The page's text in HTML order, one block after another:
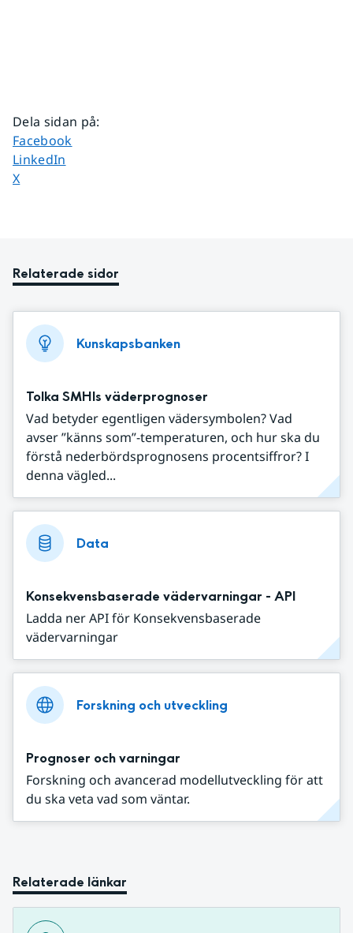
Dela sidan på:
Dela sidan på
Facebook
Dela sidan på
LinkedIn
Dela sidan på
X
Relaterade sidor
Kunskapsbanken
Tolka SMHIs väderprognoser
Vad betyder egentligen vädersymbolen? Vad
avser ”känns som”-temperaturen, och hur ska du
förstå nederbördsprognosens procentsiffror? I
denna vägled...
Data
Konsekvensbaserade vädervarningar - API
Ladda ner API för Konsekvensbaserade
vädervarningar
Forskning och utveckling
Prognoser och varningar
Forskning och avancerad modellutveckling för att
du ska veta vad som väntar.
Relaterade länkar